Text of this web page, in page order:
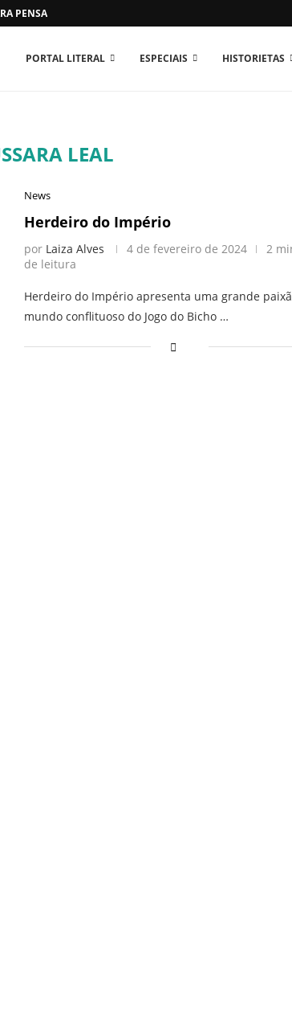
PENSAR O MUNDO...
PORTAL LITERAL ESPECIAIS HISTORIETAS
LEAL
News
Herdeiro do Império
por Laiza Alves 4 de fevereiro de 2024
2
de leitura
Herdeiro do Império apresenta uma grande
mundo conflituoso do Jogo do Bicho …